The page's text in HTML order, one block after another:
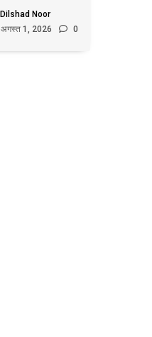
Dilshad Noor
अगस्त 1, 2026
0